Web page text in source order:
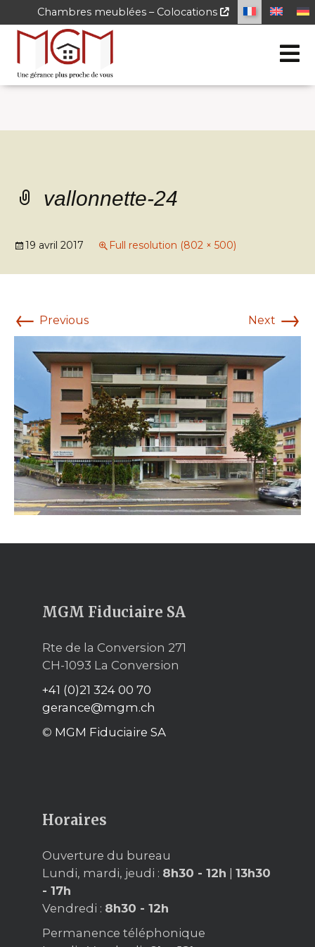
Chambres meublées – Colocations
vallonnette-24
19 avril 2017 Full resolution (802 × 500)
← Previous Next →
MGM Fiduciaire SA
Rte de la Conversion 271
CH-1093 La Conversion
+41 (0)21 324 00 70
gerance@mgm.ch
© MGM Fiduciaire SA
Horaires
Ouverture du bureau
Lundi, mardi, jeudi : 8h30 - 12h
13h30
- 17h
Vendredi : 8h30 - 12h
Permanence téléphonique